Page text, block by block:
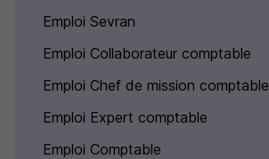
Emploi Sevran
Emploi Collaborateur comptable
Emploi Chef de mission comptable
Emploi Expert comptable
Emploi Comptable